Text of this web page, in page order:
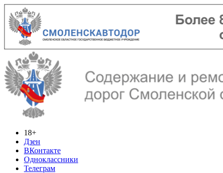
18+
Дзен
ВКонтакте
Одноклассники
Телеграм